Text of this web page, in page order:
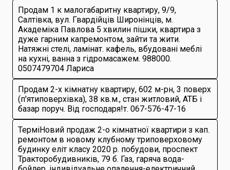
Продам 1 к малогабаритну квартиру, 9/9,
Салтівка, вул. Гвардійців Широнінців, м.
Академіка Павлова 5 хвилин пішки, квартира з
дуже гарним капремонтом, зайти та жити.
Натяжні стелі, ламінат. кафель, вбудовані меблі
на кухні, ванна з гідромасажем. 988000.
0507479704 Лариса
Продам 2-х кімнатну квартиру, 602 м-рн, 3 поверх
(п'ятиповерхівка), 38 кв.м., стан житловий, АТБ і
базар поруч. Від господаря!т. 067-576-47-16
ТерміНовий продаж 2-о кімнатної квартири з кап.
ремонтом в новому клубному триповерховому
будинку еліт класу 2020 р. побудови, проспект
Тракторобудивників, 79 б. Газ, гаряча вода-